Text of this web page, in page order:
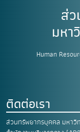
ส่
มหา
Human
ติดต่อเรา
ส่วนทรัพยากรบุคคล มหาวิ